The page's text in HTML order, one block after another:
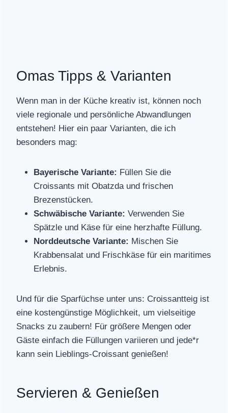
Omas Tipps & Varianten
Wenn man in der Küche kreativ ist, können noch
viele regionale und persönliche Abwandlungen
entstehen! Hier ein paar Varianten, die ich
besonders mag:
Bayerische Variante: Füllen Sie die
Croissants mit Obatzda und frischen
Brezenstücken.
Schwäbische Variante: Verwenden Sie
Spätzle und Käse für eine herzhafte Füllung.
Norddeutsche Variante: Mischen Sie
Krabbensalat und Frischkäse für ein maritimes
Erlebnis.
Und für die Sparfüchse unter uns: Croissantteig ist
eine kostengünstige Möglichkeit, um vielseitige
Snacks zu zaubern! Für größere Mengen oder
Gäste einfach die Füllungen variieren und jede*r
kann sein Lieblings-Croissant genießen!
Servieren & Genießen